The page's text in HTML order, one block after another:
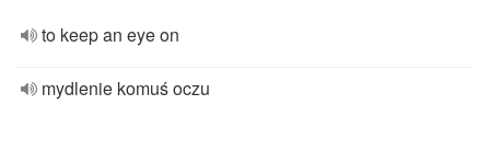
to keep an eye on
mydlenie komuś oczu